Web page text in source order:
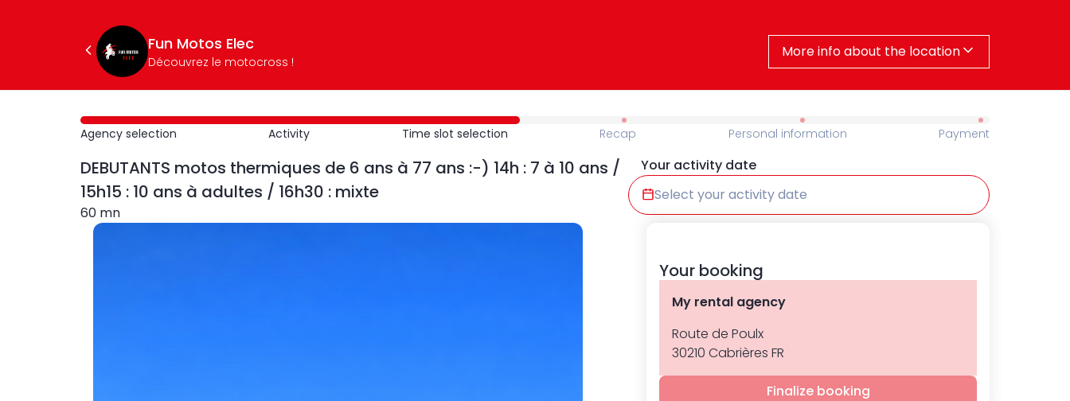
Fun Motos Elec
Découvrez le motocross !
More info about the location
Agency selection Activity Time slot selection Recap Personal information Payment
DEBUTANTS motos thermiques de 6 ans à 77 ans :-) 14h : 7 à 10 ans /
15h15 : 10 ans à adultes / 16h30 : mixte
60 mn
Your activity date
Select your activity date
Your booking
My rental agency
Route de Poulx
30210 Cabrières FR
Finalize booking